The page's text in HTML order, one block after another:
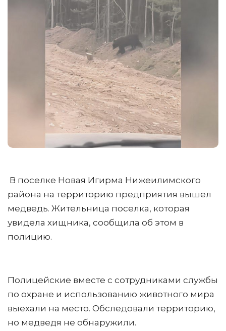
В поселке Новая Игирма Нижеилимского
района на территорию предприятия вышел
медведь. Жительница поселка, которая
увидела хищника, сообщила об этом в
полицию.
Полицейские вместе с сотрудниками службы
по охране и использованию животного мира
выехали на место. Обследовали территорию,
но медведя не обнаружили.